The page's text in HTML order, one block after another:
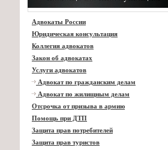
Адвокаты России
Юридическая консультация
Коллегия адвокатов
Закон об адвокатах
Услуги адвокатов
Адвокат по гражданским делам
Адвокат по жилищным делам
Отсрочка от призыва в армию
Помощь при ДТП
Защита прав потребителей
Защита прав туристов